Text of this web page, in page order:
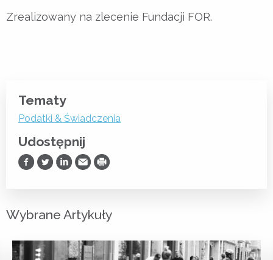
Zrealizowany na zlecenie Fundacji FOR.
Tematy
Podatki & Świadczenia
Udostępnij
Udostępnij na Facebooku
Udostępnij na Twitterze
Udostępnij na LinkedIn
Prześlij Emailem
Drukuj
Wybrane Artykuły